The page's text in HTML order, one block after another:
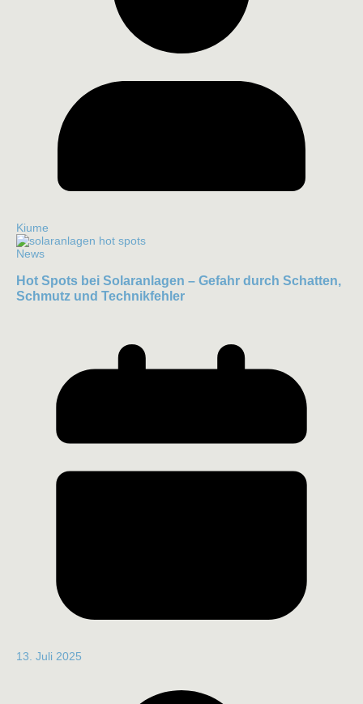
Kiume
News
Hot Spots bei Solaranlagen – Gefahr durch Schatten,
Schmutz und Technikfehler
13. Juli 2025